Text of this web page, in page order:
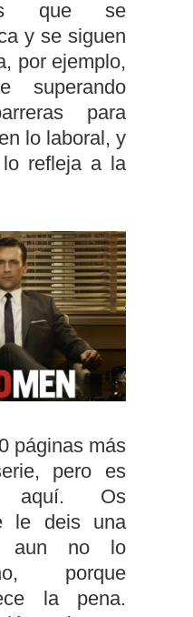
que se
y se siguen
por ejemplo,
superando
para
lo laboral, y
lo refleja a la
páginas más
pero es
aquí. Os
le deis una
aun no lo
porque
la pena.